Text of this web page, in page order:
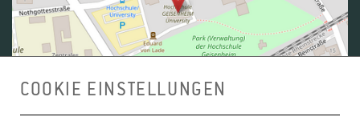
COOKIE EINSTELLUNGEN